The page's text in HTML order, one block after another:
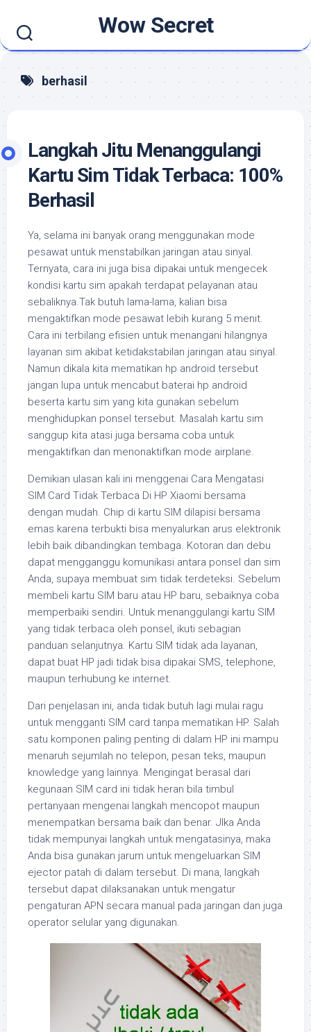
content
Wow Secret
berhasil
Langkah Jitu Menanggulangi
Kartu Sim Tidak Terbaca: 100%
Berhasil
Ya, selama ini banyak orang menggunakan mode
pesawat untuk menstabilkan jaringan atau sinyal.
Ternyata, cara ini juga bisa dipakai untuk mengecek
kondisi kartu sim apakah terdapat pelayanan atau
sebaliknya.Tak butuh lama-lama, kalian bisa
mengaktifkan mode pesawat lebih kurang 5 menit.
Cara ini terbilang efisien untuk menangani hilangnya
layanan sim akibat ketidakstabilan jaringan atau sinyal.
Namun dikala kita mematikan hp android tersebut
jangan lupa untuk mencabut baterai hp android
beserta kartu sim yang kita gunakan sebelum
menghidupkan ponsel tersebut. Masalah kartu sim
sanggup kita atasi juga bersama coba untuk
mengaktifkan dan menonaktifkan mode airplane.
Demikian ulasan kali ini menggenai Cara Mengatasi
SIM Card Tidak Terbaca Di HP Xiaomi bersama
dengan mudah. Chip di kartu SIM dilapisi bersama
emas karena terbukti bisa menyalurkan arus elektronik
lebih baik dibandingkan tembaga. Kotoran dan debu
dapat mengganggu komunikasi antara ponsel dan sim
Anda, supaya membuat sim tidak terdeteksi. Sebelum
membeli kartu SIM baru atau HP baru, sebaiknya coba
memperbaiki sendiri. Untuk menanggulangi kartu SIM
yang tidak terbaca oleh ponsel, ikuti sebagian
panduan selanjutnya. Kartu SIM tidak ada layanan,
dapat buat HP jadi tidak bisa dipakai SMS, telephone,
maupun terhubung ke internet.
Dari penjelasan ini, anda tidak butuh lagi mulai ragu
untuk mengganti SIM card tanpa mematikan HP. Salah
satu komponen paling penting di dalam HP ini mampu
menaruh sejumlah no telepon, pesan teks, maupun
knowledge yang lainnya. Mengingat berasal dari
kegunaan SIM card ini tidak heran bila timbul
pertanyaan mengenai langkah mencopot maupun
menempatkan bersama baik dan benar. JIka Anda
tidak mempunyai langkah untuk mengatasinya, maka
Anda bisa gunakan jarum untuk mengeluarkan SIM
ejector patah di dalam tersebut. Di mana, langkah
tersebut dapat dilaksanakan untuk mengatur
pengaturan APN secara manual pada jaringan dan juga
operator selular yang digunakan.